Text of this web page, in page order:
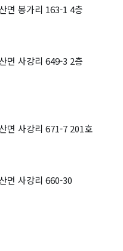
면 봉가리 163-1 4층
면 사강리 649-3 2층
면 사강리 671-7 201호
면 사강리 660-30